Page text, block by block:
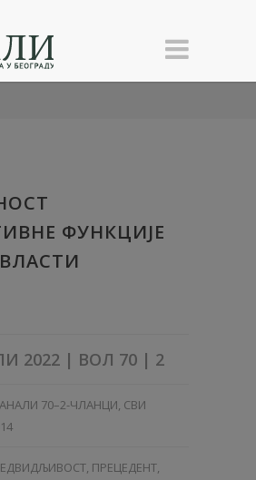
ФУНКЦИЈЕ
2022 | ВОЛ 70 | 2
АНАЛИ 70–2-ЧЛАНЦИ, СВИ
ПРЕЦЕДЕНТ,